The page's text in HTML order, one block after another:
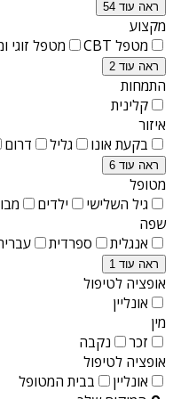
ראה עוד 54
מקצוע
מטפל CBT
מטפל זוגי
ראה עוד 2
התמחות
קלינית
איזור
בקעת אונו
גליל דרום
ראה עוד 6
מטופל
גיל השלישי
ילדים
שפה
אנגלית
ספרדית
ראה עוד 1
אופציה לטיפול
אונליין
מין
זכר
נקבה
אופציה לטיפול
אונליין
בבית המטופל